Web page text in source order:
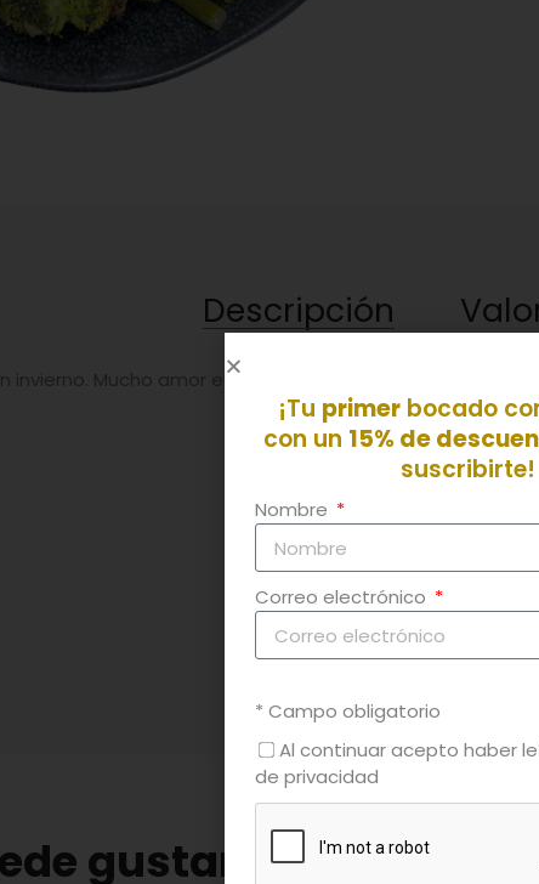
Descripción
invierno. Mucho amor en este plato. Y el boniato le dá
-
- Limón
gustar
¡Tu primerbocado
con un 15% de
suscribirte!
Nombre
Correo electrónico
* Campo obligatorio
Al continuar acepto haber
de privacidad